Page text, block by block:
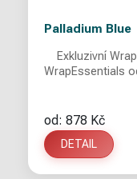
Palladium Blue
od: 878 Kč
DETAIL